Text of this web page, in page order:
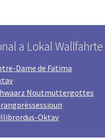
a Lokal Wallfahrte
Dame de Fatima
Noutmuttergottes
Oktav